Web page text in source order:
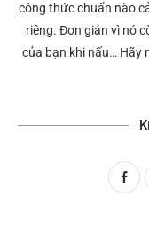
công thức chuẩn nào
riêng. Đơn giản vì nó
của bạn khi nấu… Hãy